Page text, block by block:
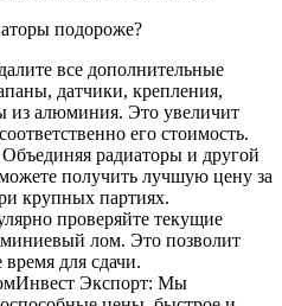
подороже?
все дополнительные
датчики, крепления,
из алюминия. Это увеличит
его стоимость.
радиаторы и другой
получить лучшую цену за
крупных партиях.
проверяйте текущие
лом. Это позволит
для сдачи.
Экспорт: Мы